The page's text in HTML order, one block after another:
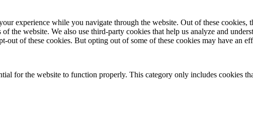
experience while you navigate through the website. Out of these cookies,
the website. We also use third-party cookies that help us analyze and
out of these cookies. But opting out of some of these cookies may have an
for the website to function properly. This category only includes cookies